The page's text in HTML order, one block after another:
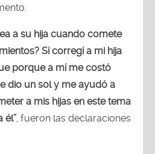
a su hija cuando comete
Sí corregí a mi hija
porque a mí me costó
dio un sol y me ayudó a
a mis hijas en este tema
él” , fueron las declaraciones